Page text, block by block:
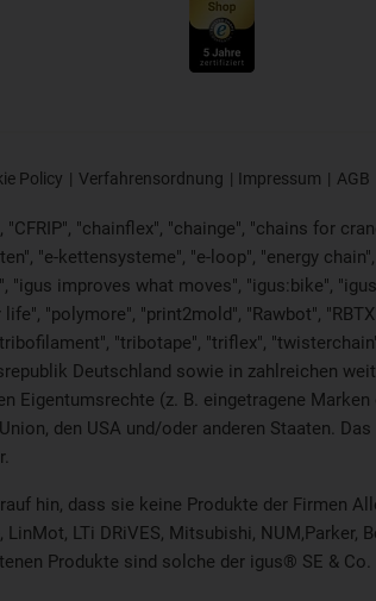
Policy Verfahrensordnung Impressum AGB
"chainflex", "chainge", "chains for
"e-kettensysteme", "e-loop", "energy
"igus improves what moves", "igus:bike",
"polymore", "print2mold", "Rawbot",
"tribotape", "triflex",
Deutschland sowie in zahlreichen
Eigentumsrechte (z. B. eingetragene
den USA und/oder anderen Staaten.
hin, dass sie keine Produkte der Firmen
LinMot, LTi DRiVES, Mitsubishi,
Produkte sind solche der igus® SE & Co.